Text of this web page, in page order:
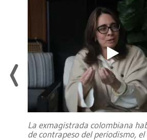
La exmagistrada colombiana
de contrapeso del periodismo, el